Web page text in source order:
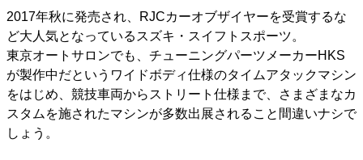
2017年秋に発売され、RJCカーオブザイヤーを受賞するな
ど大人気となっているスズキ・スイフトスポーツ。
東京オートサロンでも、チューニングパーツメーカーHKS
が製作中だというワイドボディ仕様のタイムアタックマシン
をはじめ、競技車両からストリート仕様まで、さまざまなカ
スタムを施されたマシンが多数出展されること間違いナシで
しょう。